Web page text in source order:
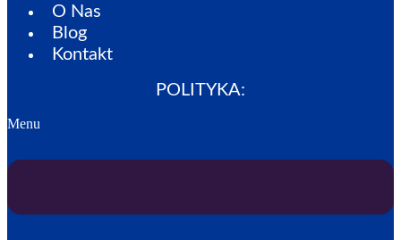
O Nas
Blog
Kontakt
POLITYKA:
Menu